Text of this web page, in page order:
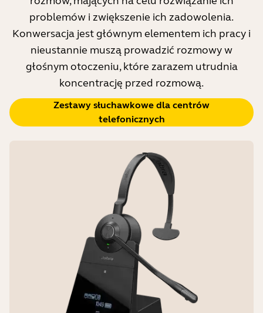
problemów i zwiększenie ich zadowolenia.
Konwersacja jest głównym elementem ich pracy i
nieustannie muszą prowadzić rozmowy w
głośnym otoczeniu, które zarazem utrudnia
koncentrację przed rozmową.
Zestawy słuchawkowe dla centrów
telefonicznych